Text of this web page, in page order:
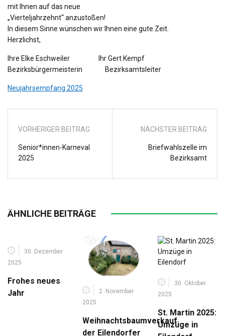
mit Ihnen auf das neue
„Vierteljahrzehnt“ anzustoßen!
In diesem Sinne wünschen wir Ihnen eine gute Zeit.
Herzlichst,
Ihre Elke Eschweiler Ihr Gert Kempf
Bezirksbürgermeisterin Bezirksamtsleiter
Neujahrsempfang 2025
VORHERIGER BEITRAG
Senior*innen-Karneval
2025
NÄCHSTER BEITRAG
Briefwahlszelle im
Bezirksamt
ÄHNLICHE BEITRÄGE
30. Dezember
2025
Frohes neues
Jahr
2. November
2025
Weihnachtsbaumverkauf
der Eilendorfer
30. Oktober
2025
St. Martin 2025:
Umzüge in